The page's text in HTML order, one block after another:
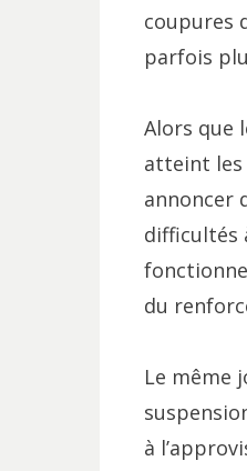
coupures
parfois
Alors que
atteint les
annoncer
difficultés
du
Le même
à